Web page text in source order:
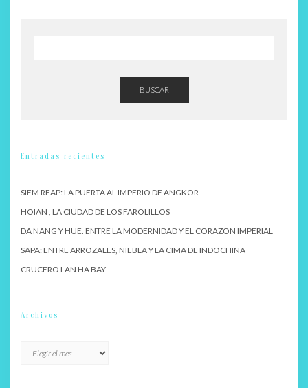
BUSCAR
Entradas recientes
SIEM REAP: LA PUERTA AL IMPERIO DE ANGKOR
HOIAN , LA CIUDAD DE LOS FAROLILLOS
DA NANG Y HUE. ENTRE LA MODERNIDAD Y EL CORAZON IMPERIAL
SAPA: ENTRE ARROZALES, NIEBLA Y LA CIMA DE INDOCHINA
CRUCERO LAN HA BAY
Archivos